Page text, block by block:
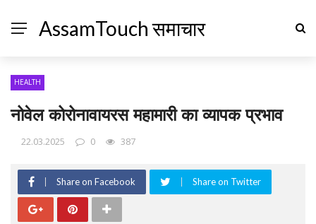
AssamTouch समाचार
HEALTH
नोवेल कोरोनावायरस महामारी का व्यापक प्रभाव
22.03.2025 0 387
Share on Facebook Share on Twitter